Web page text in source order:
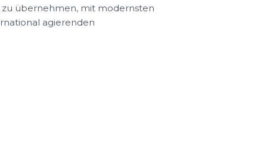
übernehmen, mit modernsten
agierenden